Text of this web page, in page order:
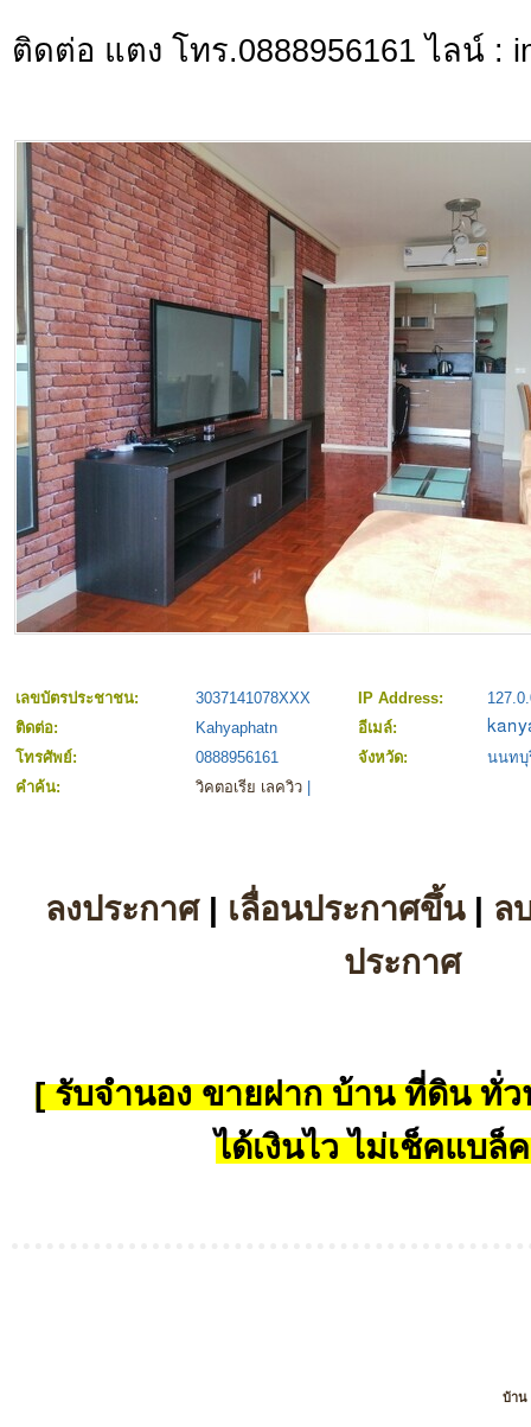
ติดต่อ แตง โทร.0888956161 ไลน์ :
เลขบัตรประชาชน: 3037141078XXX IP Address:
ติดต่อ:
Kahyaphatn
อีเมล์:
โทรศัพย์:
0888956161 จังหวัด:
นนทบุ
คำค้น:
วิคตอเรีย เลควิว
ลงประกาศ| เลื่อนประกาศขึ้น| ล
ประกาศ
[ รับจำนอง ขายฝาก บ้าน ที่ดิน ทั่ว
ได้เงินไว ไม่เช็คแบล็
บ้าน